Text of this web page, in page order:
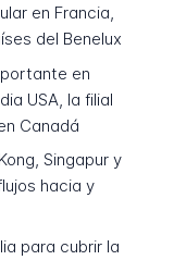
en Francia,
del Benelux
en
USA, la filial
Canadá
Singapur y
hacia y
para cubrir la